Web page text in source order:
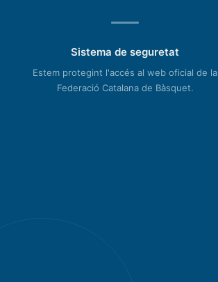
Sistema de seguretat
Estem protegint l'accés al web oficial de la
Federació Catalana de Bàsquet.